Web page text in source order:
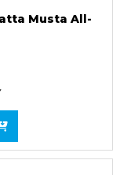
Musta All-